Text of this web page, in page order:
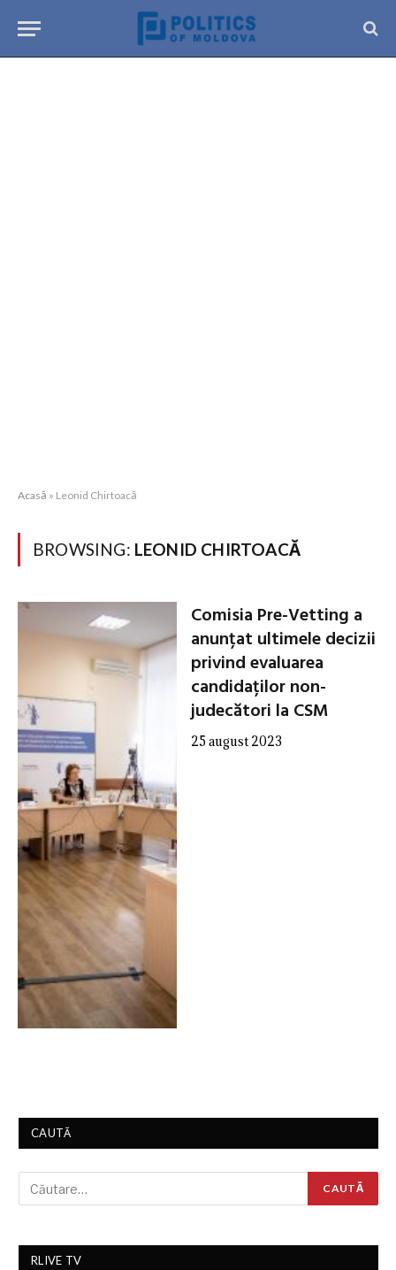
Acasă » Leonid Chirtoacă
BROWSING: LEONID CHIRTOACĂ
Comisia Pre-Vetting a
anunțat ultimele decizii
privind evaluarea
candidaților non-
judecători la CSM
25 august 2023
CAUTĂ
RLIVE TV